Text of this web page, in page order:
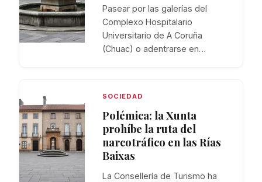
Pasear por las galerías del
Complexo Hospitalario
Universitario de A Coruña
(Chuac) o adentrarse en…
SOCIEDAD
Polémica: la Xunta
prohíbe la ruta del
narcotráfico en las Rías
Baixas
La Consellería de Turismo ha